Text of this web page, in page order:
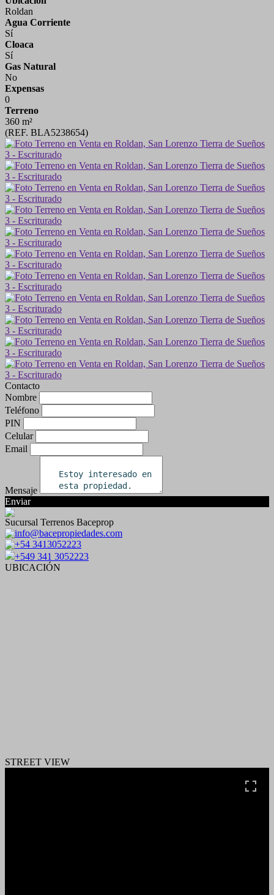
Roldan
Agua Corriente
Sí
Cloaca
Sí
Gas Natural
No
Expensas
0
Terreno
360 m²
(REF. BLA5238654)
Contacto
Nombre
Teléfono
PIN
Celular
Email
Mensaje
Enviar
Sucursal Terrenos Baceprop
info@bacepropiedades.com
+54 3413052223
+549 341 3052223
UBICACIÓN
STREET VIEW